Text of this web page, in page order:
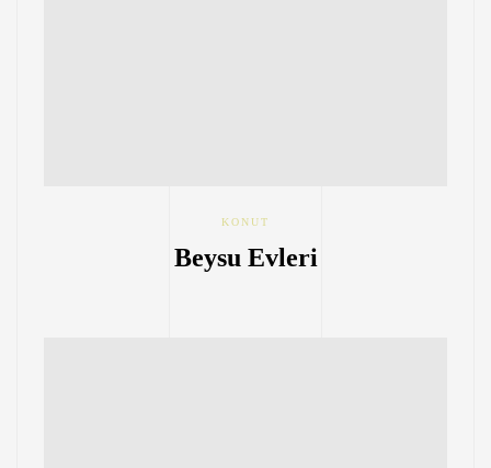
KONUT
Beysu Evleri